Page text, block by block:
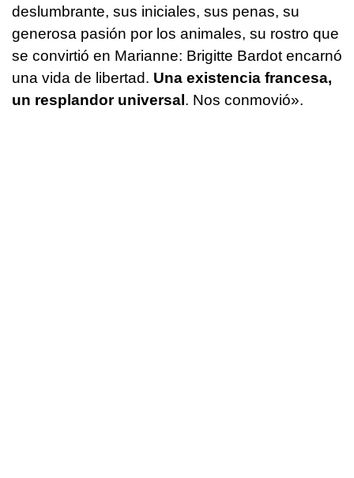
deslumbrante, sus iniciales, sus penas, su
generosa pasión por los animales, su rostro que
se convirtió en Marianne: Brigitte Bardot encarnó
una vida de libertad. Una existencia francesa,
un resplandor universal. Nos conmovió».